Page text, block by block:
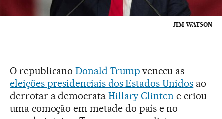
JIM WATSON
O republicano Donald Trump venceu as
eleições presidenciais dos Estados Unidos ao
derrotar a democrata Hillary Clinton e criou
uma comoção em metade do país e no